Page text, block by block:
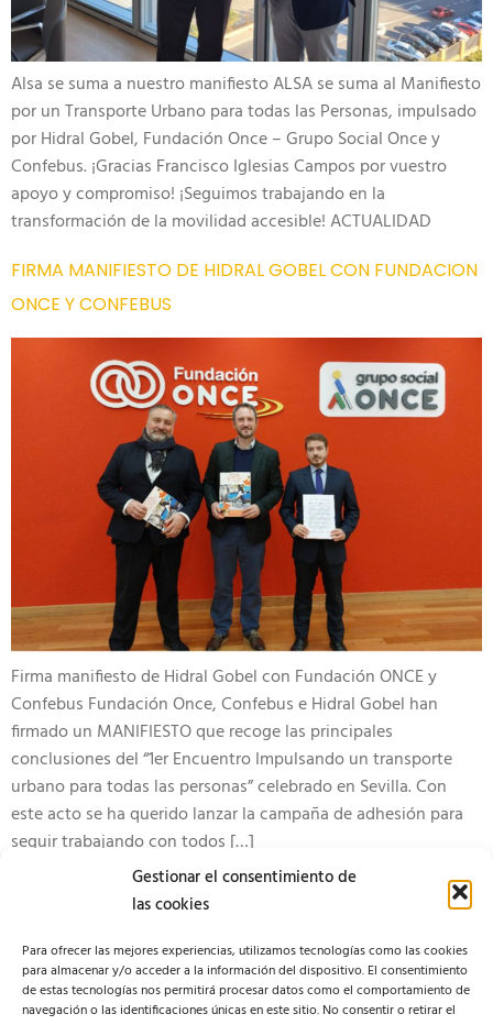
Gestionar el consentimiento de
las cookies
Para ofrecer las mejores experiencias, utilizamos tecnologías como las cookies
para almacenar y/o acceder a la información del dispositivo. El consentimiento
de estas tecnologías nos permitirá procesar datos como el comportamiento de
navegación o las identificaciones únicas en este sitio. No consentir o retirar el
Alsa se suma a nuestro manifiesto ALSA se suma al Manifiesto
por un Transporte Urbano para todas las Personas, impulsado
por Hidral Gobel, Fundación Once – Grupo Social Once y
Confebus. ¡Gracias Francisco Iglesias Campos por vuestro
apoyo y compromiso! ¡Seguimos trabajando en la
transformación de la movilidad accesible! ACTUALIDAD
FIRMA MANIFIESTO DE HIDRAL GOBEL CON FUNDACION
ONCE Y CONFEBUS
Firma manifiesto de Hidral Gobel con Fundación ONCE y
Confebus Fundación Once, Confebus e Hidral Gobel han
firmado un MANIFIESTO que recoge las principales
conclusiones del “1er Encuentro Impulsando un transporte
urbano para todas las personas” celebrado en Sevilla. Con
este acto se ha querido lanzar la campaña de adhesión para
seguir trabajando con todos […]